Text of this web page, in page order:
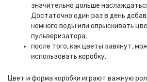
значительно дольше
Достаточно один раз в день
немного воды или опрыскивать
пульверизатора;
после того, как цветы завянут,
использовать коробку.
Цвет и форма коробки играют важную